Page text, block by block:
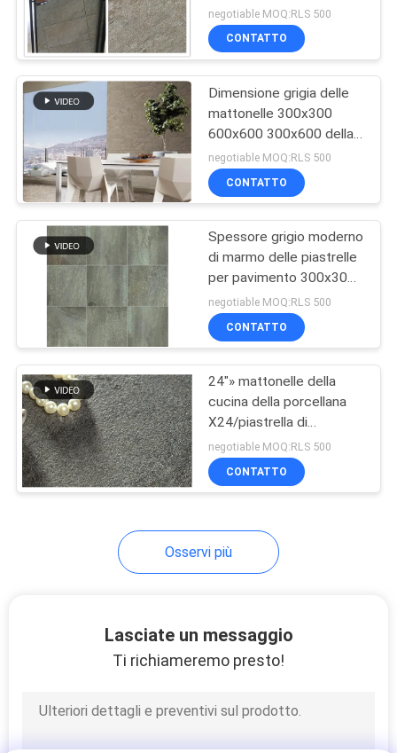
Mattonelle della
porcellana di
sguardo del
cemento
mattonelle della
porcellana 24x24
Mattonelle della
cucina della
porcellana
bagno della
delle piastrelle per
pavimento ceramiche
dell'arenaria
negotiable MOQ:RLS 500
CONTATTO
Dimensione grigia delle
mattonelle 300x300
600x600 300x600 della
cucina della porcellana
dell'arenaria multi
negotiable MOQ:RLS 500
CONTATTO
Spessore grigio moderno
di marmo delle piastrelle
per pavimento 300x300
millimetro 10mm della
cucina della porcellana
negotiable MOQ:RLS 500
CONTATTO
24"» mattonelle della
cucina della porcellana
X24/piastrella di
ceramica di pietra grigia
di sguardo lustrata
negotiable MOQ:RLS 500
CONTATTO
Osservi più
Lasciate un messaggio
Ti richiameremo presto!